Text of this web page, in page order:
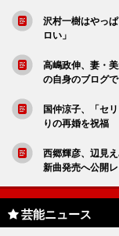
沢村一樹はやっ
ロい」
高嶋政伸、妻・
の自身のブログ
国仲涼子、「セ
りの再婚を祝福
西郷輝彦、辺見
新曲発売へ公開
芸能ニュース